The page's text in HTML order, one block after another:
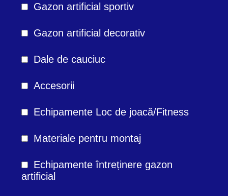
Gazon artificial sportiv
Gazon artificial decorativ
Dale de cauciuc
Accesorii
Echipamente Loc de joacă/Fitness
Materiale pentru montaj
Echipamente întreținere gazon
artificial